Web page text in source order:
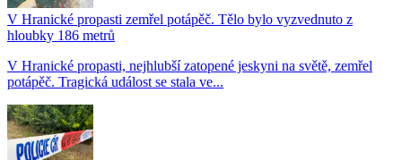
V Hranické propasti zemřel potápěč. Tělo bylo vyzvednuto z
hloubky 186 metrů
V Hranické propasti, nejhlubší zatopené jeskyni na světě, zemřel
potápěč. Tragická událost se stala ve...